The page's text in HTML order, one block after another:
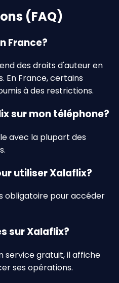
(FAQ)
France?
des droits d'auteur en
En France, certains
à des restrictions.
sur mon téléphone?
avec la plupart des
utiliser Xalaflix?
obligatoire pour accéder
sur Xalaflix?
service gratuit, il affiche
ses opérations.